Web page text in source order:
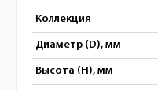
Коллекция
Диаметр (D), мм
Высота (H), мм